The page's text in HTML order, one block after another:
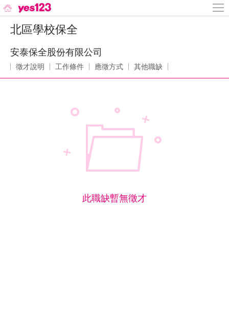
北區學校保全
安泰保全股份有限公司
徵才說明 工作條件 應徵方式 其他職缺
此職缺暫無徵才